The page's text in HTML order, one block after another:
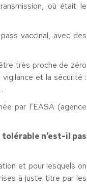
où était le
vaccinal, avec des
très proche de zéro
et la sécurité :
par l’EASA (agence
n’est-il pas
et pour lesquels on
à juste titre par les